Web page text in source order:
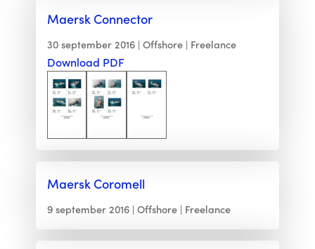
Maersk Connector
30 september 2016 Offshore Freelance
Download PDF
Maersk Coromell
9 september 2016 Offshore Freelance